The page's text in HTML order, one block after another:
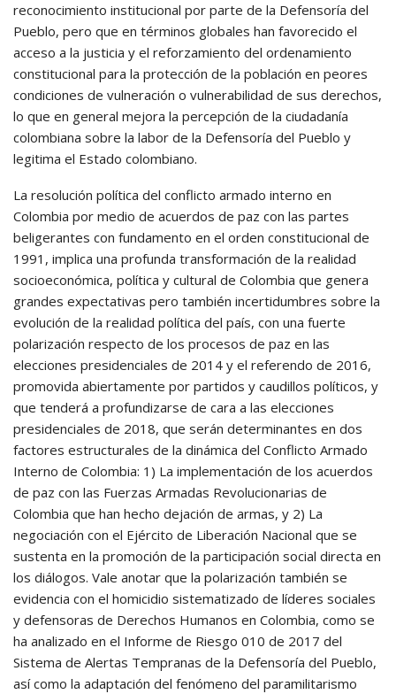
reconocimiento institucional por parte de la Defensoría del
Pueblo, pero que en términos globales han favorecido el
acceso a la justicia y el reforzamiento del ordenamiento
constitucional para la protección de la población en peores
condiciones de vulneración o vulnerabilidad de sus derechos,
lo que en general mejora la percepción de la ciudadanía
colombiana sobre la labor de la Defensoría del Pueblo y
legitima el Estado colombiano.
La resolución política del conflicto armado interno en
Colombia por medio de acuerdos de paz con las partes
beligerantes con fundamento en el orden constitucional de
1991, implica una profunda transformación de la realidad
socioeconómica, política y cultural de Colombia que genera
grandes expectativas pero también incertidumbres sobre la
evolución de la realidad política del país, con una fuerte
polarización respecto de los procesos de paz en las
elecciones presidenciales de 2014 y el referendo de 2016,
promovida abiertamente por partidos y caudillos políticos, y
que tenderá a profundizarse de cara a las elecciones
presidenciales de 2018, que serán determinantes en dos
factores estructurales de la dinámica del Conflicto Armado
Interno de Colombia: 1) La implementación de los acuerdos
de paz con las Fuerzas Armadas Revolucionarias de
Colombia que han hecho dejación de armas, y 2) La
negociación con el Ejército de Liberación Nacional que se
sustenta en la promoción de la participación social directa en
los diálogos. Vale anotar que la polarización también se
evidencia con el homicidio sistematizado de líderes sociales
y defensoras de Derechos Humanos en Colombia, como se
ha analizado en el Informe de Riesgo 010 de 2017 del
Sistema de Alertas Tempranas de la Defensoría del Pueblo,
así como la adaptación del fenómeno del paramilitarismo